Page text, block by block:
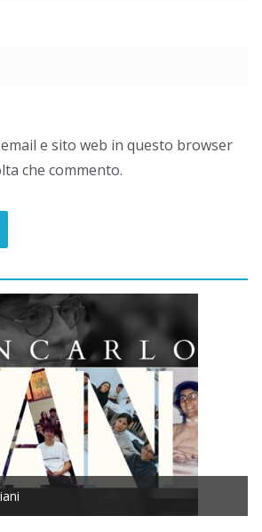
e sito web in questo browser
che commento.